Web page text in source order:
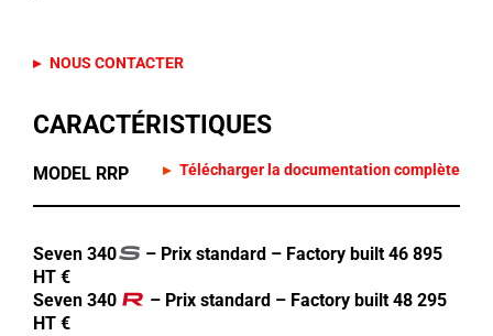
CARACTÉRISTIQUES
Télécharger la documentation complète
MODEL RRP
Seven 340
– Prix standard – Factory built 46 895
HT €
Seven 340
– Prix standard – Factory built 48 295
HT €